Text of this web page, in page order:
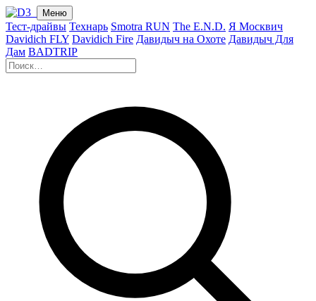
Меню
Тест-драйвы Технарь Smotra RUN The E.N.D. Я Москвич
Davidich FLY Davidich Fire Давидыч на Охоте Давидыч Для
Дам BADTRIP